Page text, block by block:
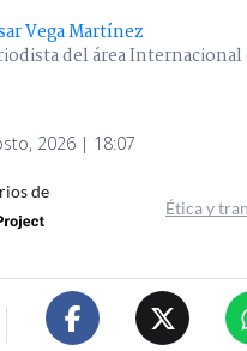
Vega Martínez
del área
2026 | 18:07
de
Ética y